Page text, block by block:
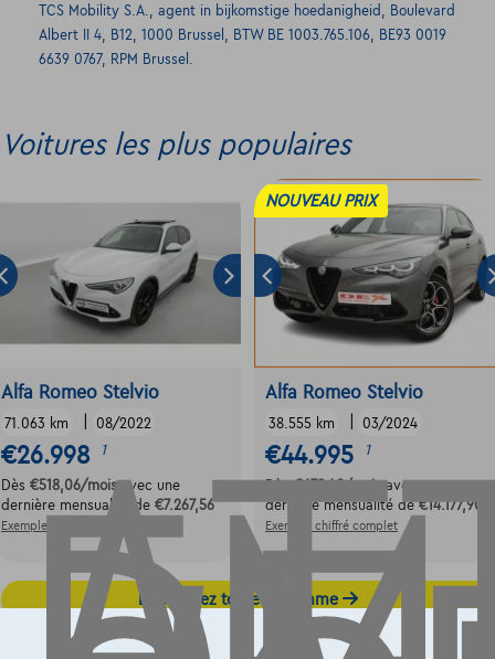
TCS Mobility S.A., agent in bijkomstige hoedanigheid, Boulevard
Albert II 4, B12, 1000 Brussel, BTW BE 1003.765.106, BE93 0019
6639 0767, RPM Brussel.
Voitures les plus populaires
Alfa Romeo Stelvio
71.063 km 08/2022
€26.998 1
Dès €518,06/moisavec une
dernière mensualité de €7.267,56
Exemple chiffré complet
NOUVEAU PRIX
Alfa Romeo Stelvio
38.555 km 03/2024
€44.995 1
Dès€679,40/moisavec une
dernière mensualité de€14.177,90
Exemple chiffré complet
Découvrez toute la gamme